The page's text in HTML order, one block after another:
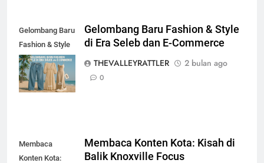
Gelombang Baru
Fashion & Style
di Era Seleb dan
E-Commerce
Gelombang Baru Fashion & Style
di Era Seleb dan E-Commerce
THEVALLEYRATTLER
2 bulan ago
0
Membaca
Konten Kota:
Membaca Konten Kota: Kisah di
Balik Knoxville Focus